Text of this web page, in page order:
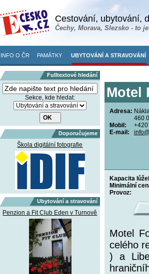
Cestování, ubytování,
Čechy, Morava, Slezsko - to
INFO O ČR PAMÁTKY UBYTOVÁNÍ A STRAVOVÁNÍ
Fulltextové hledání
Sekce, kde hledat:
Doporučujeme
Škola digitální fotografie
Ubytování a stravování
Penzion a Fit Club Eden v Turnově
Motel
Adresa:
460
Mobil:
E-mail:
Kapacita
Minimální
Provoz:
Motel
celého
) a